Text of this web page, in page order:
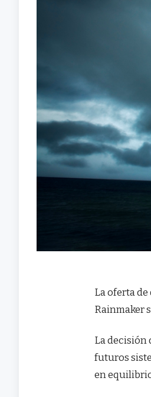
La oferta
Rainmaker
La decisión
futuros
en